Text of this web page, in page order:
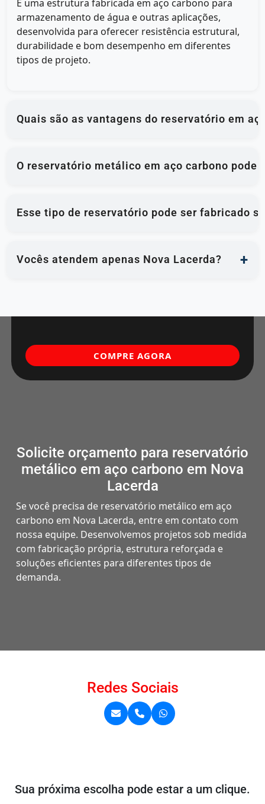
É uma estrutura fabricada em aço carbono para
armazenamento de água e outras aplicações,
desenvolvida para oferecer resistência estrutural,
durabilidade e bom desempenho em diferentes
tipos de projeto.
Quais são as vantagens do reservatório em
O reservatório metálico em aço carbono pode
Esse tipo de reservatório pode ser fabricado
Vocês atendem apenas Nova Lacerda?
Solicite orçamento para reservatório
metálico em aço carbono em Nova
Lacerda
Se você precisa de reservatório metálico em aço
carbono em Nova Lacerda, entre em contato com
nossa equipe. Desenvolvemos projetos sob medida
com fabricação própria, estrutura reforçada e
soluções eficientes para diferentes tipos de
demanda.
COMPRE AGORA
Redes Sociais
Sua próxima escolha pode estar a um clique.